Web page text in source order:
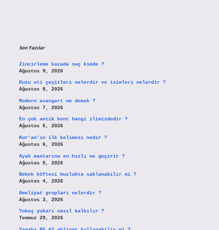
Son Yazılar
Zincirleme kazada suç kimde ?
Ağustos 9, 2026
Kuzu eti çeşitleri nelerdir ve isimleri nelerdir ?
Ağustos 8, 2026
Modern avangart ne demek ?
Ağustos 7, 2026
En çok antik kent hangi ilimizdedir ?
Ağustos 6, 2026
Kur’an’ın ilk kelimesi nedir ?
Ağustos 6, 2026
Ayak mantarına en hızlı ne geçirir ?
Ağustos 5, 2026
Bebek köftesi buzlukta saklanabilir mi ?
Ağustos 4, 2026
Ameliyat grupları nelerdir ?
Ağustos 3, 2026
Yokuş yukarı nasıl kalkılır ?
Temmuz 29, 2026